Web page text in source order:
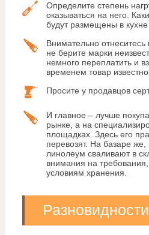
Определите степень
оказываться на него.
будут размещены в кухне
Внимательно отнеситесь
не берите марки
немного переплатить и
временем товар
Просите у продавцов
И главное – лучше
рынке, а на
площадках. Здесь его
перевозят. На базаре же,
линолеум сваливают в
внимания на
условиям хранения.